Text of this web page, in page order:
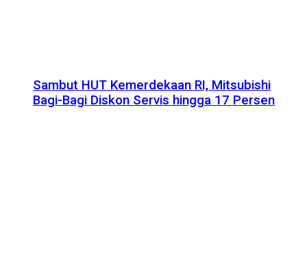
Sambut HUT Kemerdekaan RI, Mitsubishi
Bagi-Bagi Diskon Servis hingga 17 Persen